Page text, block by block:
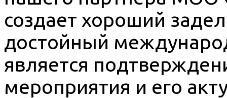
создает хороший
достойный
является
мероприятия и его